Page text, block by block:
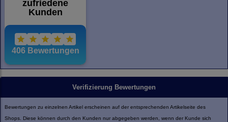
Verifizierung Bewertungen
Bewertungen zu einzelnen Artikel erscheinen auf der entsprechenden Artikelseite des
Shops. Diese können durch den Kunden nur abgegeben werden, wenn der Kunde sich